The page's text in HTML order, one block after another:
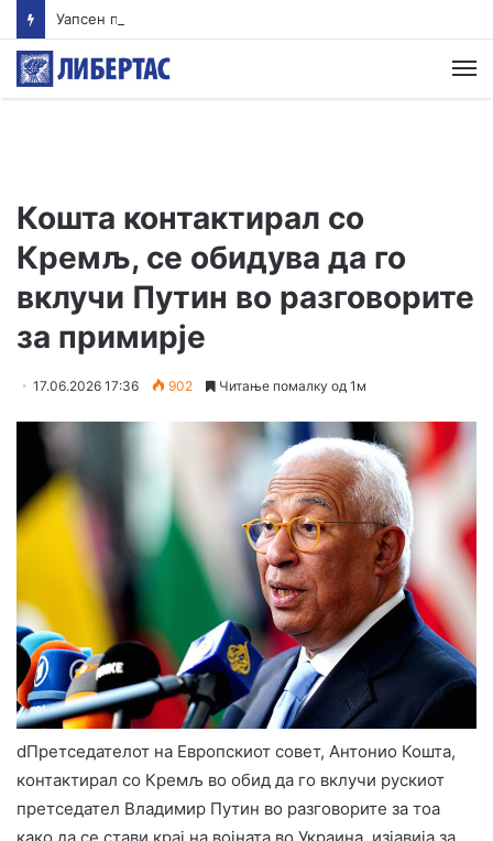
Кошта контактирал со
Кремљ, се обидува да го
вклучи Путин во разговорите
за примирје
17.06.2026 17:36 902 Читање помалку од 1м
dПретседателот на Европскиот совет, Антонио Кошта,
контактирал со Кремљ во обид да го вклучи рускиот
претседател Владимир Путин во разговорите за тоа
како да се стави крај на војната во Украина, изјавија за